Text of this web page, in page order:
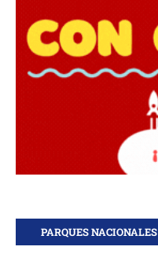
PARQUES NACIONALES